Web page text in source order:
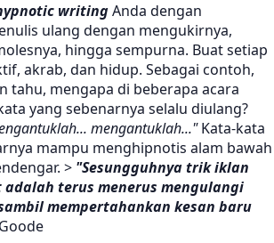
writingAnda dengan
ulang dengan mengukirnya,
hingga sempurna. Buat setiap
akrab, dan hidup. Sebagai contoh,
tahu, mengapa di beberapa acara
yang sebenarnya selalu diulang?
mengantuklah..."Kata-kata
mampu menghipnotis alam bawah
> "Sesungguhnya trik iklan
terus menerus mengulangi
mempertahankan kesan baru